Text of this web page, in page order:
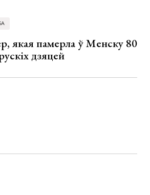
якая памерла ў Менску 80
дзяцей